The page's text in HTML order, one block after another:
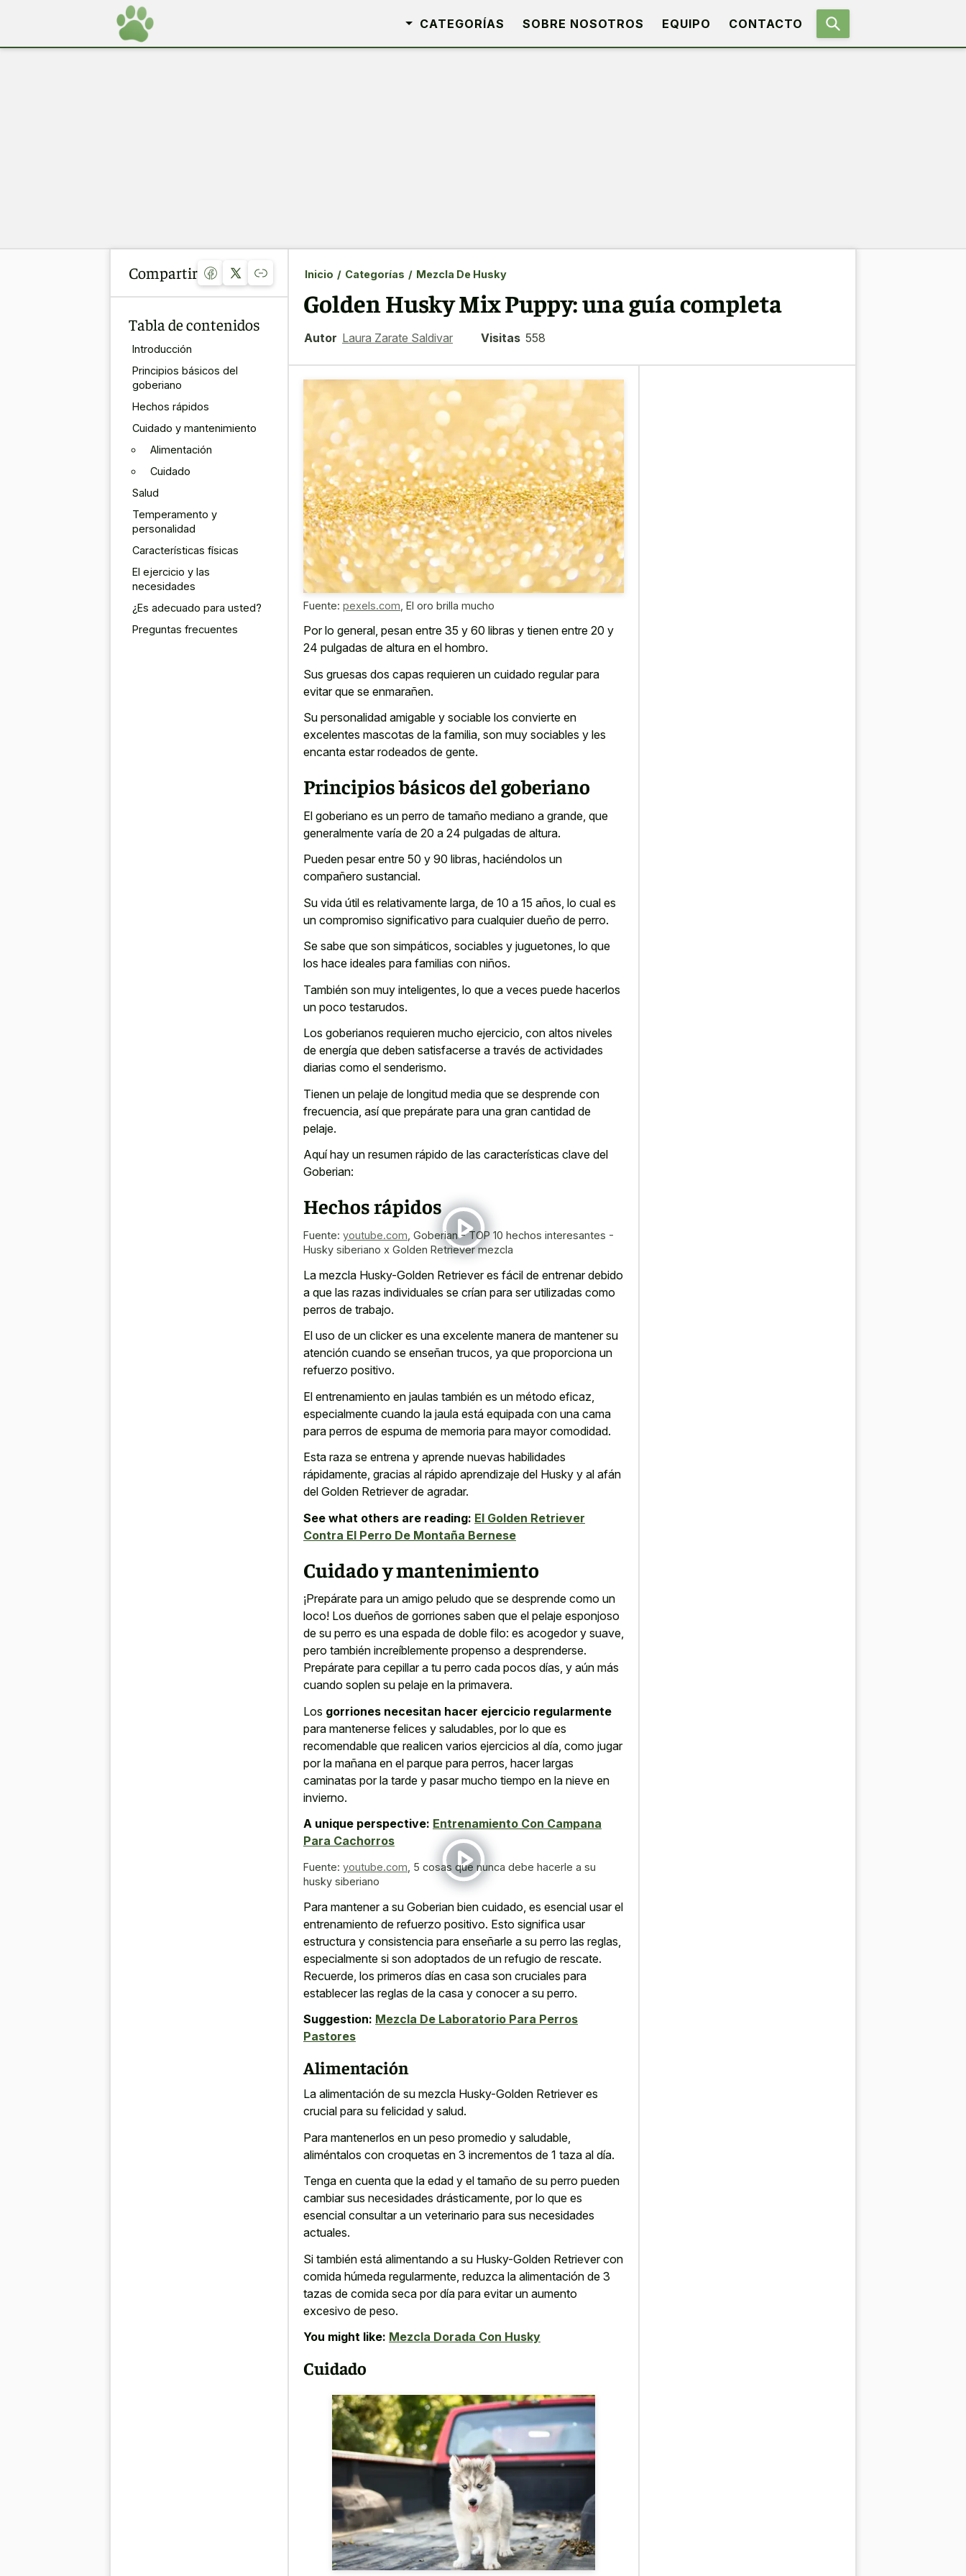
CATEGORÍAS SOBRE NOSOTROS EQUIPO CONTACTO
Compartir
Tabla de contenidos
Introducción
Principios básicos del
goberiano
Hechos rápidos
Cuidado y mantenimiento
Alimentación
Cuidado
Salud
Temperamento y
personalidad
Características físicas
El ejercicio y las
necesidades
¿Es adecuado para usted?
Preguntas frecuentes
Inicio / Categorías / Mezcla De Husky
Golden Husky Mix Puppy: una guía completa
Autor Laura Zarate Saldivar Visitas 558
Fuente: pexels.com El oro brilla mucho
Por lo general, pesan entre 35 y 60 libras y tienen entre 20 y
24 pulgadas de altura en el hombro.
Sus gruesas dos capas requieren un cuidado regularpara
evitar que se enmarañen.
Su personalidad amigable y sociable los convierte en
excelentes mascotas de la familia, son muy sociables y les
encanta estar rodeados de gente.
Principios básicos del goberiano
El goberiano es un perro de tamaño mediano a grande, que
generalmente varía de 20 a 24 pulgadas de altura.
Pueden pesar entre 50 y 90 libras, haciéndolos un
compañero sustancial.
Su vida útil es relativamente larga, de 10 a 15 años, lo cual es
un compromiso significativo para cualquier dueño de perro.
Se sabe que son simpáticos, sociables y juguetones, lo que
los hace ideales para familias con niños.
También son muy inteligentes, lo que a veces puede hacerlos
un poco testarudos.
Los goberianos requieren mucho ejercicio, con altos niveles
de energía que deben satisfacerse a través de actividades
diarias como el senderismo.
Tienen un pelaje de longitud media que se desprende con
frecuencia, así que prepárate para una gran cantidad de
pelaje.
Aquí hay un resumen rápido de las características clave del
Goberian:
Hechos rápidos
Fuente: youtube.com Goberian - TOP 10 hechos interesantes -
Husky siberiano x Golden Retriever mezcla
La mezcla Husky-Golden Retriever es fácil de entrenar debido
a que las razas individuales se crían para ser utilizadas como
perros de trabajo.
El uso de un clicker es una excelente manera de mantener su
atención cuando se enseñan trucos, ya que proporciona un
refuerzo positivo.
El entrenamiento en jaulas también es un método eficaz,
especialmente cuando la jaula está equipada con una cama
para perros de espuma de memoria para mayor comodidad.
Esta raza se entrena y aprende nuevas habilidades
rápidamente, gracias al rápido aprendizaje del Husky y al afán
del Golden Retriever de agradar.
See what others are reading: El Golden Retriever
Contra El Perro De Montaña Bernese
Cuidado y mantenimiento
¡Prepárate para un amigo peludo que se desprende como un
loco! Los dueños de gorriones saben que el pelaje esponjoso
de su perro es una espada de doble filo: es acogedor y suave,
pero también increíblemente propenso a desprenderse.
Prepárate para cepillar a tu perro cada pocos días, y aún más
cuando soplen su pelaje en la primavera.
Los gorriones necesitan hacer ejercicio regularmente
para mantenerse felices y saludables, por lo que es
recomendable que realicen varios ejercicios al día, como jugar
por la mañana en el parque para perros, hacer largas
caminatas por la tarde y pasar mucho tiempo en la nieve en
invierno.
A unique perspective: Entrenamiento Con Campana
Para Cachorros
Fuente: youtube.com 5 cosas que nunca debe hacerle a su
husky siberiano
Para mantener a su Goberian bien cuidado, es esencial usar el
entrenamiento de refuerzo positivo. Esto significa usar
estructura y consistencia para enseñarle a su perro las reglas,
especialmente si son adoptados de un refugio de rescate.
Recuerde, los primeros días en casa son cruciales para
establecer las reglas de la casa y conocer a su perro.
Suggestion: Mezcla De Laboratorio Para Perros
Pastores
Alimentación
La alimentación de su mezcla Husky-Golden Retriever es
crucial para su felicidad y salud.
Para mantenerlos en un peso promedio y saludable,
aliméntalos con croquetas en 3 incrementos de 1 taza al día.
Tenga en cuenta que la edad y el tamaño de su perro pueden
cambiar sus necesidades drásticamente, por lo que es
esencial consultar a un veterinario para sus necesidades
actuales.
Si también está alimentando a su Husky-Golden Retriever con
comida húmeda regularmente, reduzca la alimentación de 3
tazas de comida seca por día para evitar un aumento
excesivo de peso.
You might like: Mezcla Dorada Con Husky
Cuidado